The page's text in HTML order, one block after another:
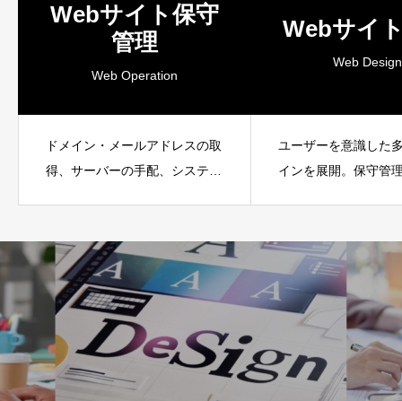
Webサイト保守
管理
Web Operation
ドメイン・メールアドレスの取
得、サーバーの手配、システム
Webサイ
Web Design
ユーザーを意識した
インを展開。保守管